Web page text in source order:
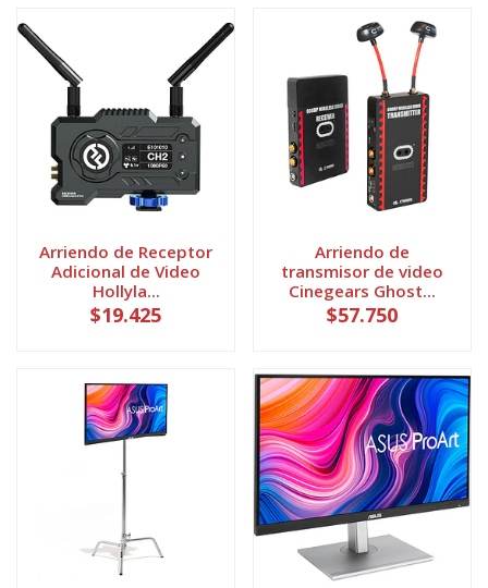
Arriendo de Receptor
Adicional de Video
Hollyla...
$19.425
Arriendo de
transmisor de video
Cinegears Ghost...
$57.750